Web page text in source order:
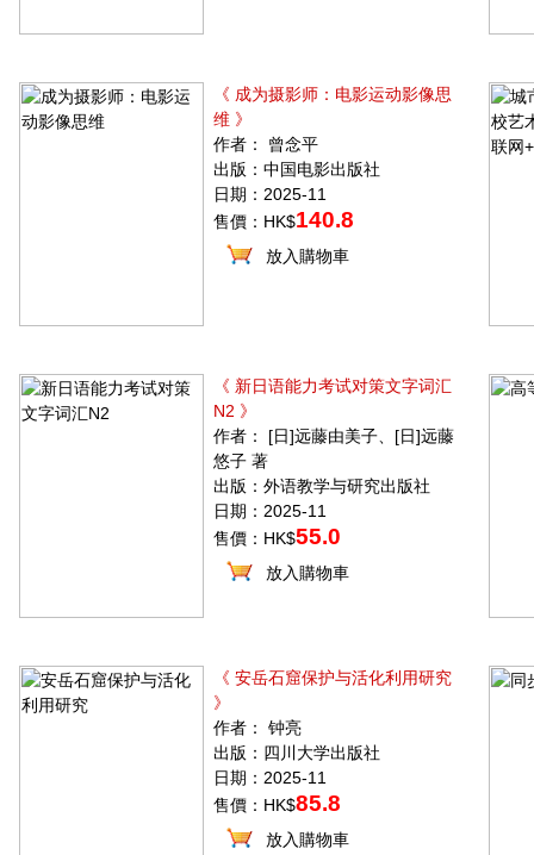
《 成为摄影师：电影运动影像思
维 》
作者： 曾念平
出版：中国电影出版社
日期：2025-11
售價：HK$140.8
放入購物車
《 新日语能力考试对策文字词汇
N2 》
作者： [日]远藤由美子、[日]远藤
悠子 著
出版：外语教学与研究出版社
日期：2025-11
售價：HK$55.0
放入購物車
《 安岳石窟保护与活化利用研究
》
作者： 钟亮
出版：四川大学出版社
日期：2025-11
售價：HK$85.8
放入購物車